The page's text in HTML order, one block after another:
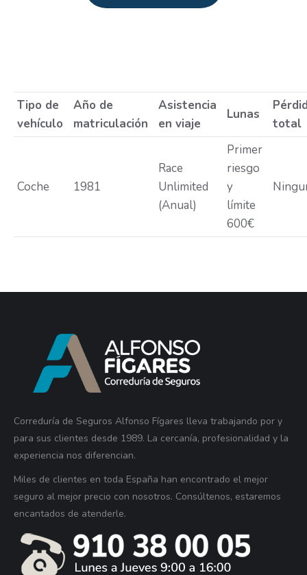
Tipo de
vehículo
Año de
matriculación
Asistencia
en viaje
Lunas
total
Coche 1981
Race
Unlimited
(Anual)
Primer
riesgo
y
límite
600€
Correduría de Seguros Alfonso Fígares lleva trabajando por y
para sus clientes desde 1989. La cercanía, profesionalidad y la
experiencia nos diferencian.
Miles de clientes en toda España han encontrado el mejor
seguro al mejor precio con nosotros. Consúltenos, estaremos
encantados de atenderle.